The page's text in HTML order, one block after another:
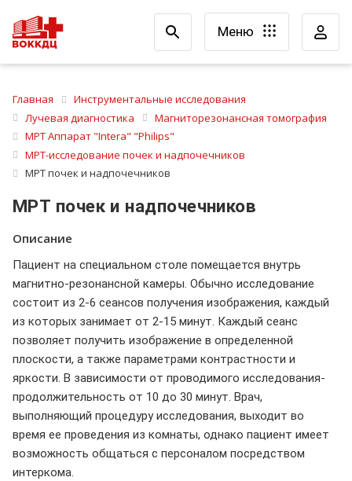
Меню
Главная
Инструментальные исследования
Лучевая диагностика
Магниторезонансная томография
МРТ Аппарат "Intera" "Philips"
МРТ-исследование почек и надпочечников
МРТ почек и надпочечников
МРТ почек и надпочечников
Описание
Пациент на специальном столе помещается внутрь
магнитно-резонансной камеры. Обычно исследование
состоит из 2-6 сеансов получения изображения, каждый
из которых занимает от 2-15 минут. Каждый сеанс
позволяет получить изображение в определенной
плоскости, а также параметрами контрастности и
яркости. В зависимости от проводимого исследования-
продолжительность от 10 до 30 минут. Врач,
выполняющий процедуру исследования, выходит во
время ее проведения из комнаты, однако пациент имеет
возможность общаться с персоналом посредством
интеркома.